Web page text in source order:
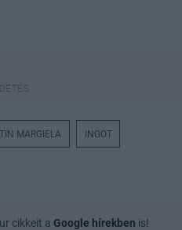
MARGIELA INGOT
cikkeit a Google hírekben is!